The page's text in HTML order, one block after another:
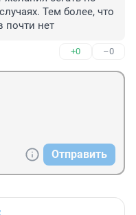
Тем более, что
почти нет
+0 –0
Отправить